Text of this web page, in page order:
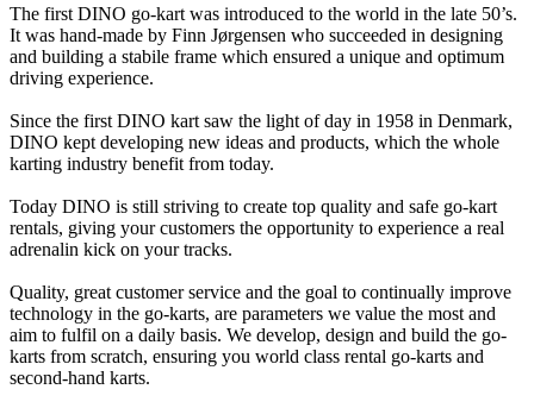
The first DINO go-kart was introduced to the world in the late 50’s.
It was hand-made by Finn Jørgensen who succeeded in designing
and building a stabile frame which ensured a unique and optimum
driving experience.
Since the first DINO kart saw the light of day in 1958 in Denmark,
DINO kept developing new ideas and products, which the whole
karting industry benefit from today.
Today DINO is still striving to create top quality and safe go-kart
rentals, giving your customers the opportunity to experience a real
adrenalin kick on your tracks.
Quality, great customer service and the goal to continually improve
technology in the go-karts, are parameters we value the most and
aim to fulfil on a daily basis. We develop, design and build the go-
karts from scratch, ensuring you world class rental go-karts and
second-hand karts.